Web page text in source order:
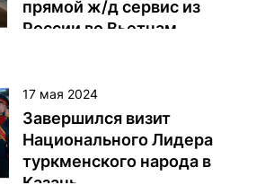
прямой ж/д сервис из
России во Вьетнам
вьетнамский логистический
оператор Ratraco намерены
запустить прямой
железнодорожный
контейнерный сервис из
17 мая 2024
Завершился визит
Национального Лидера
туркменского народа в